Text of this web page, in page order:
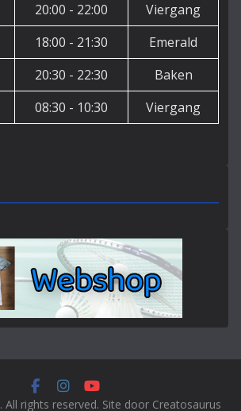
20:00 - 22:00
Viergang
18:00 - 21:30
Emerald
20:30 - 22:30
Baken
08:30 - 10:30 Viergang
. All rights reserved. Site door Creatosaurus